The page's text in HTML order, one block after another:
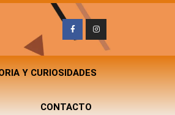
Y CURIOSIDADES
CONTACTO